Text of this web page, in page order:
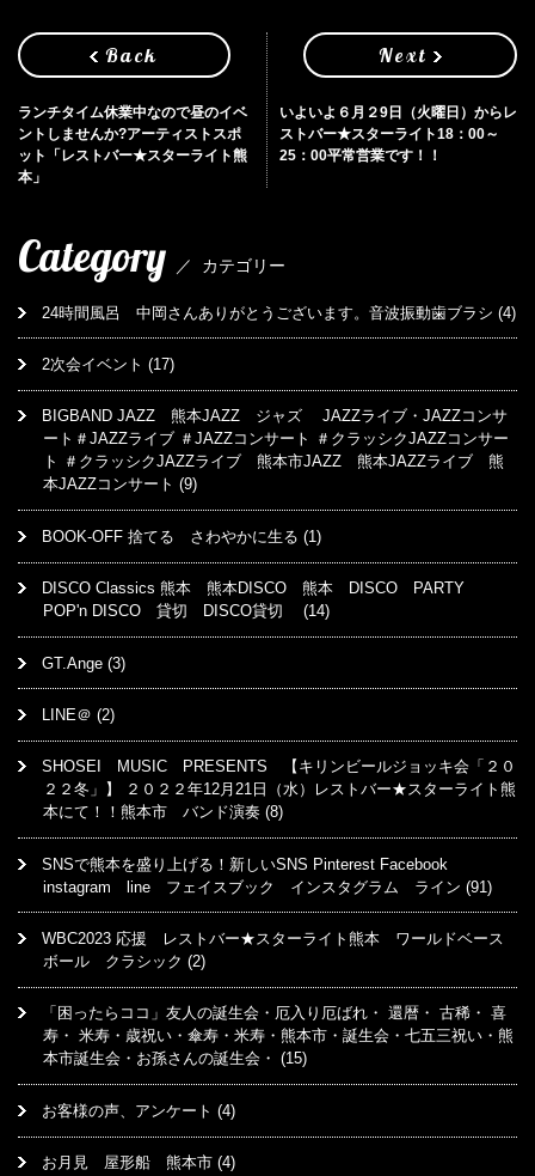
Back
ランチタイム休業中なので昼のイベ
ントしませんか?アーティストスポ
ット「レストバー★スターライト熊
本」
Next
いよいよ６月２9日（火曜日）からレ
ストバー★スターライト18：00～
25：00平常営業です！！
Category ／ カテゴリー
24時間風呂 中岡さんありがとうございます。音波振動歯ブラシ (4)
2次会イベント (17)
BIGBAND JAZZ 熊本JAZZ ジャズ JAZZライブ・JAZZコンサ
ート＃JAZZライブ ＃JAZZコンサート ＃クラッシクJAZZコンサー
ト ＃クラッシクJAZZライブ 熊本市JAZZ 熊本JAZZライブ 熊
本JAZZコンサート (9)
BOOK-OFF 捨てる さわやかに生る (1)
DISCO Classics 熊本 熊本DISCO 熊本 DISCO PARTY
POP'n DISCO 貸切 DISCO貸切 (14)
GT.Ange (3)
LINE＠ (2)
SHOSEI MUSIC PRESENTS 【キリンビールジョッキ会「２０
２２冬」】 ２０２２年12月21日（水）レストバー★スターライト熊
本にて！！熊本市 バンド演奏 (8)
SNSで熊本を盛り上げる！新しいSNS Pinterest Facebook
instagram line フェイスブック インスタグラム ライン (91)
WBC2023 応援 レストバー★スターライト熊本 ワールドベース
ボール クラシック (2)
「困ったらココ」友人の誕生会・厄入り厄ばれ・ 還暦・ 古稀・ 喜
寿・ 米寿・歳祝い・傘寿・米寿・熊本市・誕生会・七五三祝い・熊
本市誕生会・お孫さんの誕生会・ (15)
お客様の声、アンケート (4)
お月見 屋形船 熊本市 (4)